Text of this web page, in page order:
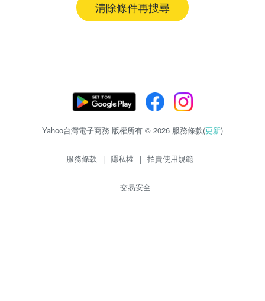
清除條件再搜尋
Yahoo台灣電子商務 版權所有 © 2026 服務條款(更新)
服務條款 | 隱私權 | 拍賣使用規範
交易安全